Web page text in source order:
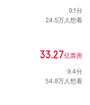
9.1分
24.5万人想看
33.27亿票房
9.4分
54.8万人想看